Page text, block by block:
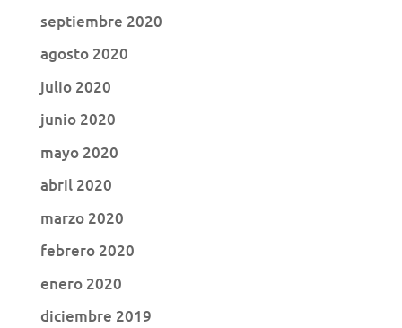
septiembre 2020
agosto 2020
julio 2020
junio 2020
mayo 2020
abril 2020
marzo 2020
febrero 2020
enero 2020
diciembre 2019